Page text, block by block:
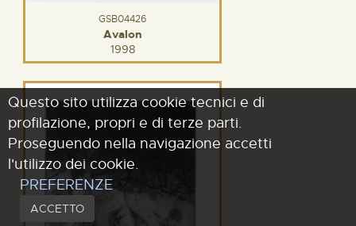
GSB04426
Avalon
1998
Questo sito utilizza cookie tecnici e di
profilazione, propri e di terze parti.
Proseguendo nella navigazione accetti
l'utilizzo dei cookie.
PREFERENZE
ACCETTO